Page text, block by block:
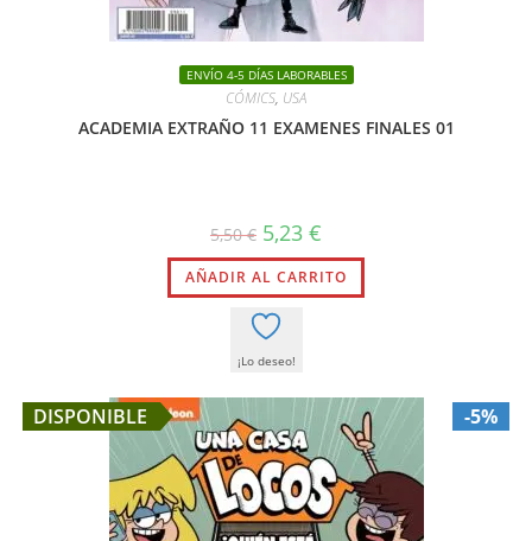
ENVÍO 4-5 DÍAS LABORABLES
CÓMICS, USA
ACADEMIA EXTRAÑO 11 EXAMENES FINALES 01
5,50€ El
precio
original
era:
5,50 €.
5,23 €
actual
es:
5,23 €.
AÑADIR AL CARRITO
¡Lo deseo!
DISPONIBLE -5%